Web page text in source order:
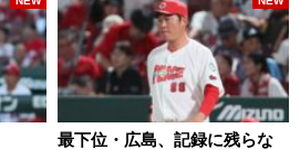
最下位・広島、記録に残らな